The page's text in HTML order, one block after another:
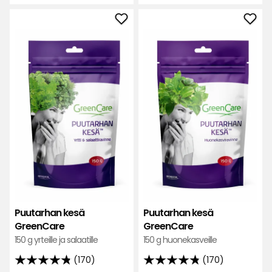
Puutarhan kesä
GreenCare
150 g yrteille ja salaatille
(170)
4.8
Lisää
Puutarhan
GreenCare
suosikkeihin
Puutarhan kesä
GreenCare
150 g huonekasveille
(170)
4.8